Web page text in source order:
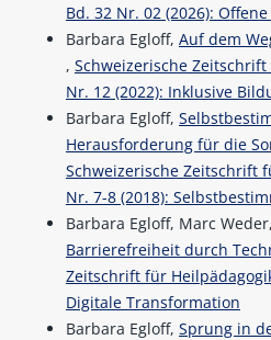
Bd. 32 Nr. 02 (2026):
Barbara Egloff, Auf dem
, Schweizerische
Nr. 12 (2022): Inklusive
Barbara Egloff,
Herausforderung für die
Schweizerische Zeitschrift
Nr. 7-8 (2018):
Barbara Egloff, Marc
Barrierefreiheit durch
Zeitschrift für
Digitale Transformation
Barbara Egloff, Sprung in